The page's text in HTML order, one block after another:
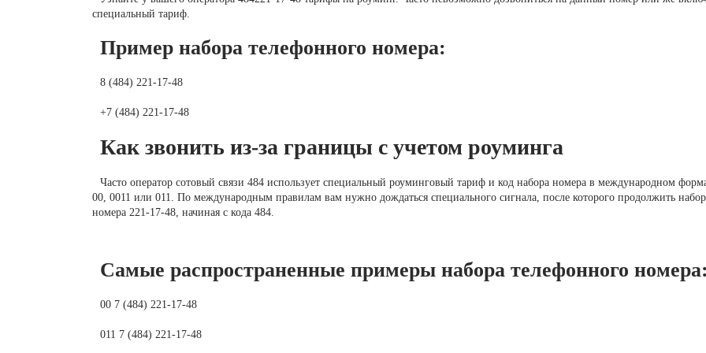
специальный тариф.
Пример набора телефонного номера:
8 (484) 221-17-48
+7 (484) 221-17-48
Как звонить из-за границы с учетом роуминга
Часто оператор сотовый связи 484 использует специальный роуминговый тариф и код набора номера в международном
00, 0011 или 011. По международным правилам вам нужно дождаться специального сигнала, после которого продолжить набор
номера 221-17-48, начиная с кода 484.
Самые распространенные примеры набора телефонного номера:
00 7 (484) 221-17-48
011 7 (484) 221-17-48